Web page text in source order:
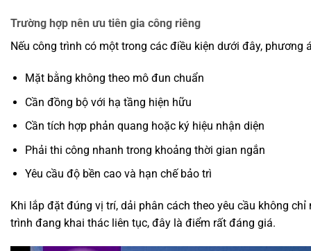
Trường hợp nên ưu tiên gia công riêng
Nếu công trình có một trong các điều kiện dưới đây, phương
Mặt bằng không theo mô đun chuẩn
Cần đồng bộ với hạ tầng hiện hữu
Cần tích hợp phản quang hoặc ký hiệu nhận diện
Phải thi công nhanh trong khoảng thời gian ngắn
Yêu cầu độ bền cao và hạn chế bảo trì
Khi lắp đặt đúng vị trí, dải phân cách theo yêu cầu không
trình đang khai thác liên tục, đây là điểm rất đáng giá.